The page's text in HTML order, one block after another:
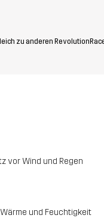
zu anderen
vor Wind und Regen
und Feuchtigkeit